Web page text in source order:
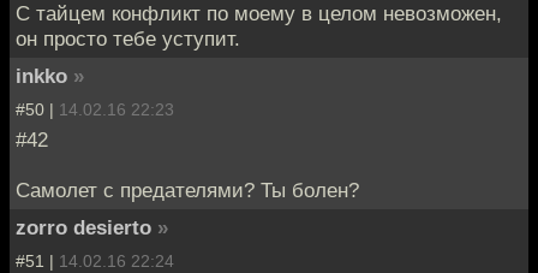
С тайцем конфликт по моему в целом невозможен,
он просто тебе уступит.
inkko »
#50 | 14.02.16 22:23
#42
Самолет с предателями? Ты болен?
zorro desierto »
#51 | 14.02.16 22:24